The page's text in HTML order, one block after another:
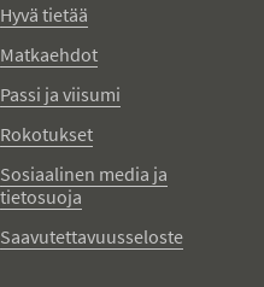
Hyvä tietää
Matkaehdot
Passi ja viisumi
Rokotukset
Sosiaalinen media ja
tietosuoja
Saavutettavuusseloste